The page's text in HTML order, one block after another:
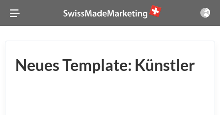
Neues Template: Künstler